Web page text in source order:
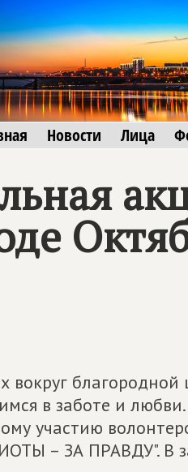
Новости Лица
вокруг
в заботе и любви.
участию
– ЗА ПРАВДУ". В